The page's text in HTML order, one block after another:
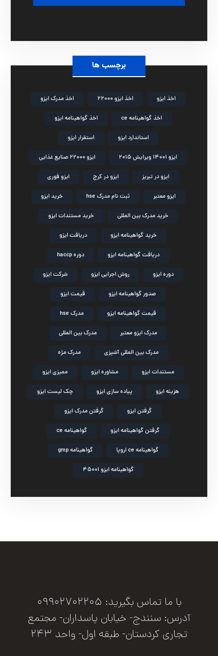
برچسب ها
اخذ ایزو اخذ ایزو 22000 اخذ مدرک ایزو
اخذ گواهینامه ce اخذ گواهینامه ایزو
استاندارد ایزو استقرار ایزو
ایزو 14001 ویرایش 2015 ایزو 22000 صنایع غذایی
ایزو در تبریز ایزو در کرج ایزو فوری
ایزو معتبر ثبت نام مدرک hse خرید ایزو
خرید مدرک بین المللی خرید مستندات ایزو
خرید گواهینامه ایزو دریافت ایزو
دریافت گواهینامه ایزو دوره haccp
دوره ایزو روش اجرایی ایزو شرکت ایزو
صدور گواهینامه ایزو قیمت ایزو
قیمت گواهینامه ایزو مدرک hse
مدرک ایزو معتبر مدرک بین المللی
مدرک بین المللی آشپزی مدرک مژه
مستندات ایزو مشاوره ایزو ممیزی ایزو
هزینه ایزو پیاده سازی ایزو چک لیست ایزو
گرفتن ایزو گرفتن مدرک ایزو
گرفتن گواهینامه ایزو گواهینامه ce
گواهینامه ce اروپا گواهینامه gmp
گواهینامه ایزو 45001
با ما تماس بگیرید: 09902702205
آدرس: سنندج- خیابان پاسداران- مجتمع
تجاری کردستان- طبقه اول- واحد 243